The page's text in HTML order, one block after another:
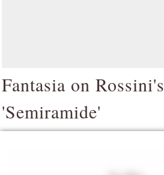
Fantasia on Rossini's
'Semiramide'